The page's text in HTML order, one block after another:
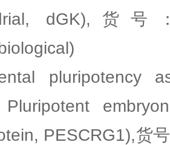
dGK),货号
pluripotency
Pluripotent
PESCRG1),货